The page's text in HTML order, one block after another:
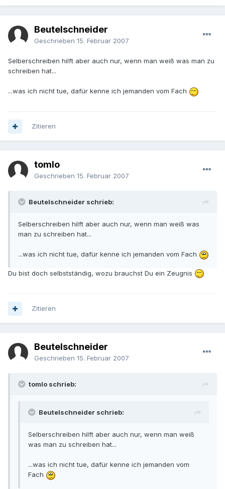
Beutelschneider
Geschrieben 15. Februar 2007
Selberschreiben hilft aber auch nur, wenn man weiß was man zu
schreiben hat...
...was ich nicht tue, dafür kenne ich jemanden vom Fach
Zitieren
tomlo
Geschrieben 15. Februar 2007
Beutelschneider schrieb:
Selberschreiben hilft aber auch nur, wenn man weiß was
man zu schreiben hat...
...was ich nicht tue, dafür kenne ich jemanden vom Fach
Du bist doch selbstständig, wozu brauchst Du ein Zeugnis
Zitieren
Beutelschneider
Geschrieben 15. Februar 2007
tomlo schrieb:
Beutelschneider schrieb:
Selberschreiben hilft aber auch nur, wenn man weiß
was man zu schreiben hat...
...was ich nicht tue, dafür kenne ich jemanden vom
Fach